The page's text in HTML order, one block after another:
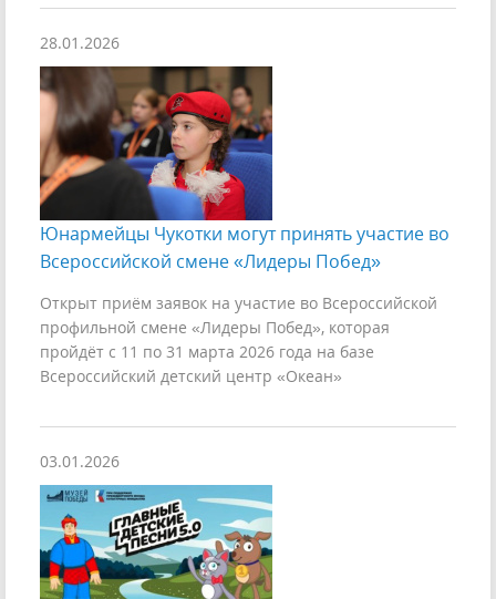
28.01.2026
Юнармейцы Чукотки могут принять участие во
Всероссийской смене «Лидеры Побед»
Открыт приём заявок на участие во Всероссийской
профильной смене «Лидеры Побед», которая
пройдёт с 11 по 31 марта 2026 года на базе
Всероссийский детский центр «Океан»
03.01.2026